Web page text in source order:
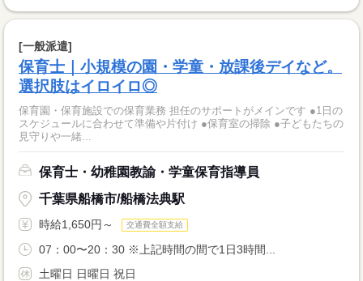
[一般派遣]
保育士｜小規模の園・学童・放課後デイなど。
選択肢はイロイロ◎
保育園・保育施設での保育業務 担任のサポートがメインです ●1日の
スケジュールに合わせて準備や片付け ●保育室の掃除 ●子どもたちの
見守りや一緒...
保育士・幼稚園教諭・学童保育指導員
千葉県船橋市/船橋法典駅
時給1,650円～ 交通費全額支給
07：00〜20：30 ※上記時間の間で1日3時間...
土曜日 日曜日 祝日